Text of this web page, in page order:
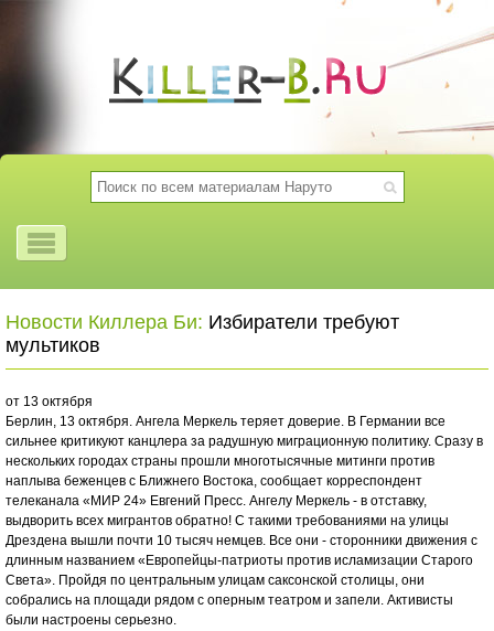
Новости Киллера Би: Избиратели требуют
мультиков
от 13 октября
Берлин, 13 октября. Ангела Меркель теряет доверие. В Германии все
сильнее критикуют канцлера за радушную миграционную политику. Сразу в
нескольких городах страны прошли многотысячные митинги против
наплыва беженцев с Ближнего Востока, сообщает корреспондент
телеканала «МИР 24» Евгений Пресс. Ангелу Меркель - в отставку,
выдворить всех мигрантов обратно! С такими требованиями на улицы
Дрездена вышли почти 10 тысяч немцев. Все они - сторонники движения с
длинным названием «Европейцы-патриоты против исламизации Старого
Света». Пройдя по центральным улицам саксонской столицы, они
собрались на площади рядом с оперным театром и запели. Активисты
были настроены серьезно.